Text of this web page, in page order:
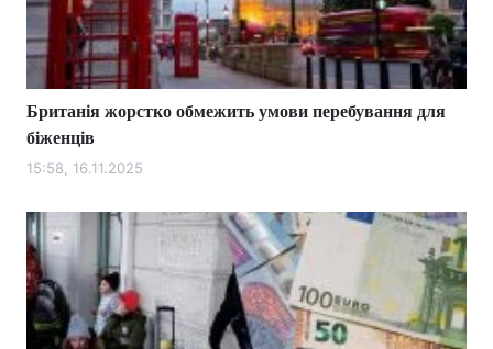
Британія жорстко обмежить умови перебування для
біженців
15:58, 16.11.2025